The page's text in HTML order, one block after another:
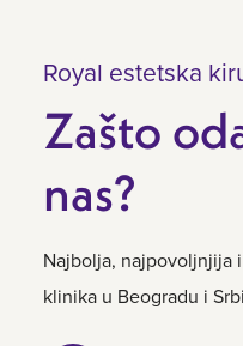
Royal estetska
Zašto
nas?
Najbolja, najpovoljnjija
klinika u Beogradu i